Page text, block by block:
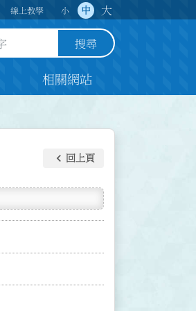
線上教學 小 中 大
搜尋
相關網站
keyboard_arrow_left 回上頁